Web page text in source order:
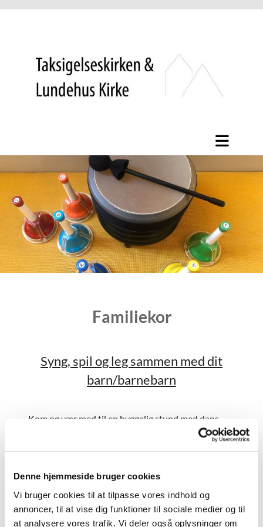
Denne hjemmeside bruger cookies
Vi bruger cookies til at tilpasse vores indhold og
annoncer, til at vise dig funktioner til sociale medier og til
at analysere vores trafik. Vi deler også oplysninger om
Familiekor
Syng, spil og leg sammen med dit
barn/barnebarn
Kom og vær med til en hyggelig stund med dans,
sang og leg i Taksigelseskirken tirsdage 16.15-17.
og deres voksne. Vi mødes i krypten ved Jagtvej
165 og får også lov til at opleve det smukke
kirkerum. Holdet er for 5-12 børn.